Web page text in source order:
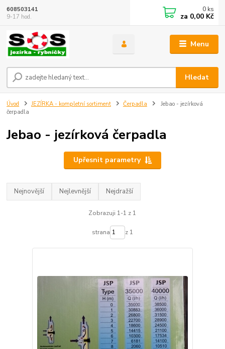
Menu
Hledat
608503141
9-17 hod.
0 ks
za 0,00 Kč
Úvod JEZÍRKA - kompletní sortiment Čerpadla
Jebao - jezírková
čerpadla
Jebao - jezírková čerpadla
Upřesnit parametry
Nejnovější Nejlevnější Nejdražší
Zobrazuji 1-1 z 1
strana z 1